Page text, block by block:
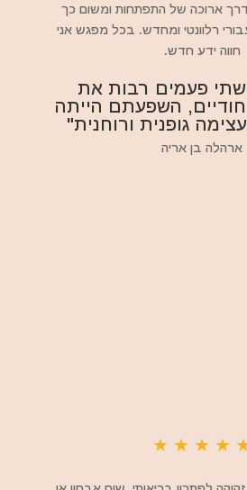
ארוכה של התפתחות ומשום כך
רלוונטי ומחדש. בכל מפגש אני
חווה ידע חדש.
פעמים רבות את
השפעתם הייתה
גופנית ורוחנית"
ארהלה בן אריה
★
★
★
★